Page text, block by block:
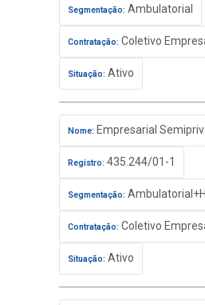
Segmentação: Ambulatorial
Contratação: Coletivo
Situação: Ativo
Nome: Empresarial
Registro: 435.244/01-1
Segmentação:
Contratação: Coletivo
Situação: Ativo